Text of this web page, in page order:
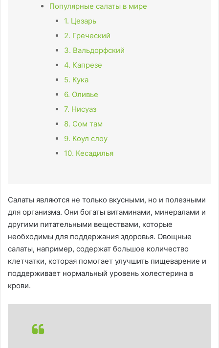
Популярные салаты в мире
1. Цезарь
2. Греческий
3. Вальдорфский
4. Капрезе
5. Кука
6. Оливье
7. Нисуаз
8. Сом там
9. Коул слоу
10. Кесадилья
Салаты являются не только вкусными, но и полезными
для организма. Они богаты витаминами, минералами и
другими питательными веществами, которые
необходимы для поддержания здоровья. Овощные
салаты, например, содержат большое количество
клетчатки, которая помогает улучшить пищеварение и
поддерживает нормальный уровень холестерина в
крови.